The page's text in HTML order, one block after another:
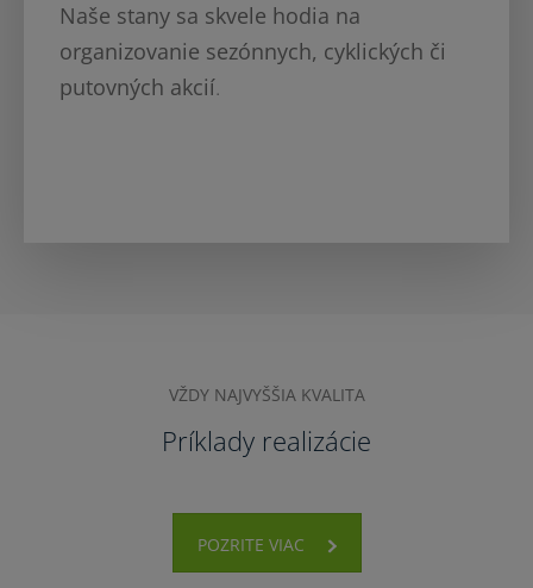
Naše stany sa skvele hodia na
organizovanie sezónnych, cyklických či
putovných akcií.
VŽDY NAJVYŠŠIA KVALITA
Príklady realizácie
POZRITE VIAC